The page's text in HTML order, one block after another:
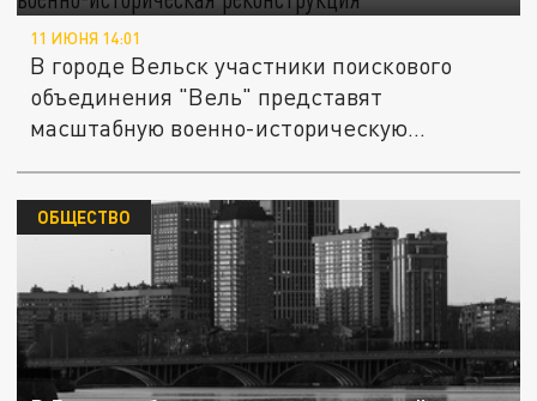
11 ИЮНЯ 14:01
В городе Вельск участники поискового
объединения "Вель" представят
масштабную военно-историческую...
ОБЩЕСТВО